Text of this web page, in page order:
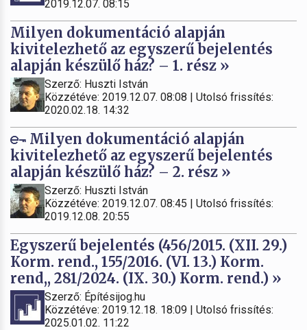
2019.12.07. 08:15
Milyen dokumentáció alapján
kivitelezhető az egyszerű bejelentés
alapján készülő ház? – 1. rész »
Szerző: Huszti István
Közzétéve: 2019.12.07. 08:08 | Utolsó frissítés:
2020.02.18. 14:32
Milyen dokumentáció alapján
kivitelezhető az egyszerű bejelentés
alapján készülő ház? – 2. rész »
Szerző: Huszti István
Közzétéve: 2019.12.07. 08:45 | Utolsó frissítés:
2019.12.08. 20:55
Egyszerű bejelentés (456/2015. (XII. 29.)
Korm. rend., 155/2016. (VI. 13.) Korm.
rend,, 281/2024. (IX. 30.) Korm. rend.) »
Szerző: Építésijog.hu
Közzétéve: 2019.12.18. 18:09 | Utolsó frissítés:
2025.01.02. 11:22